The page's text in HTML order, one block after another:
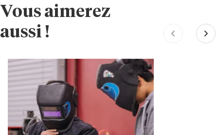
Vous aimerez
aussi !